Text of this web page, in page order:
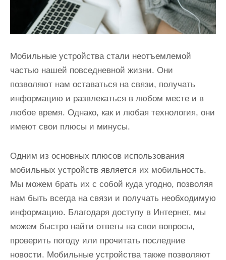
Мобильные устройства стали неотъемлемой
частью нашей повседневной жизни. Они
позволяют нам оставаться на связи, получать
информацию и развлекаться в любом месте и в
любое время. Однако, как и любая технология, они
имеют свои плюсы и минусы.
Одним из основных плюсов использования
мобильных устройств является их мобильность.
Мы можем брать их с собой куда угодно, позволяя
нам быть всегда на связи и получать необходимую
информацию. Благодаря доступу в Интернет, мы
можем быстро найти ответы на свои вопросы,
проверить погоду или прочитать последние
новости. Мобильные устройства также позволяют